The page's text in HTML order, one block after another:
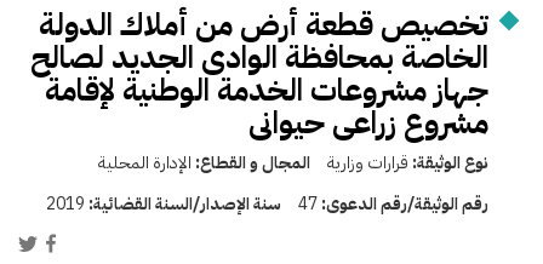
تخصيص قطعة أرض من أملاك الدولة
الخاصة بمحافظة الوادى الجديد لصالح
جهاز مشروعات الخدمة الوطنية لإقامة
مشروع زراعى حيوانى
نوع الوثيقة: قرارات وزارية المجال و القطاع: الإدارة المحلية
رقم الوثيقة/رقم الدعوى:47 سنة الإصدار/السنة القضائية: 2019